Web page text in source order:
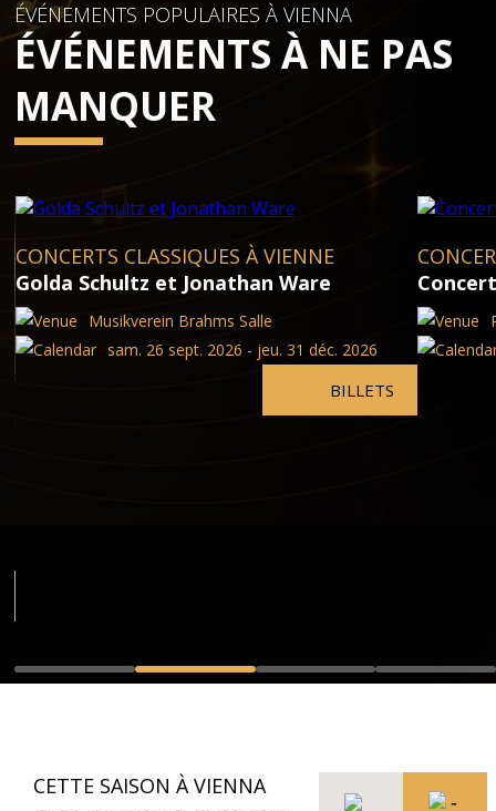
ÉVÉNEMENTS POPULAIRES À VIENNA
ÉVÉNEMENTS À NE PAS
MANQUER
CONCERTS CLASSIQUES À VIENNE
Golda Schultz et Jonathan Ware
Musikverein Brahms Salle
sam. 26 sept. 2026 - jeu. 31 déc. 2026
BILLETS
CETTE SAISON À VIENNA